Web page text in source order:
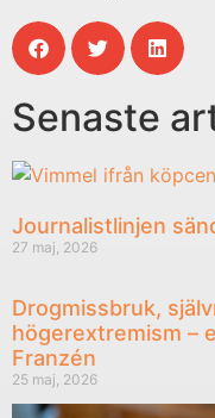
Senaste
Journalistlinjen
27 maj, 2026
Drogmissbruk,
högerextremism –
Franzén
25 maj, 2026